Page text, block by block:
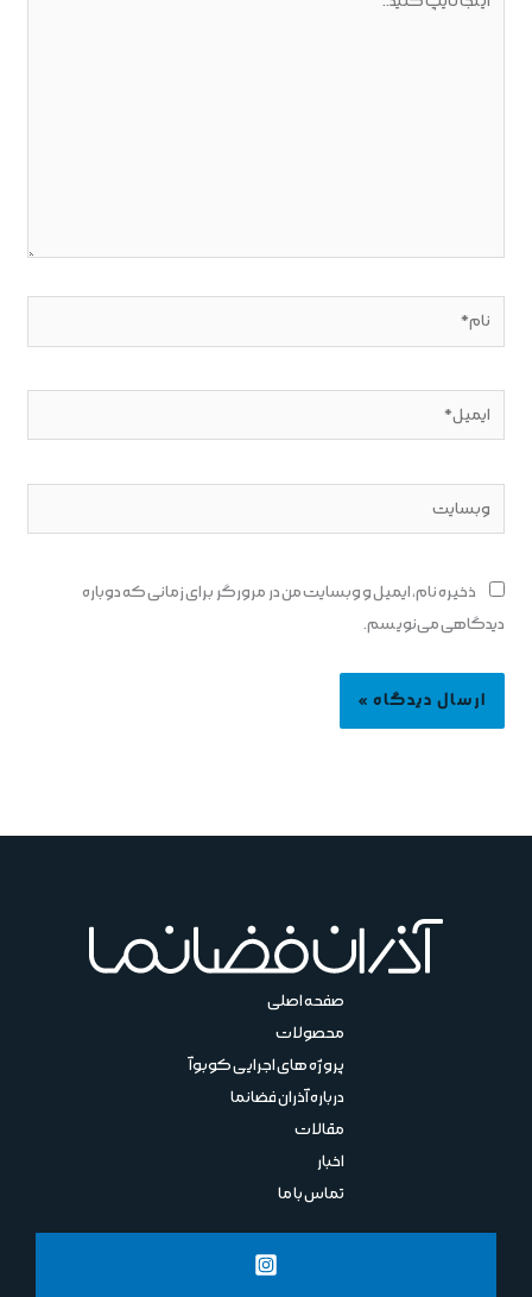
نام*
ایمیل*
وبسایت
ذخیره نام، ایمیل و وبسایت من در مرورگر برای زمانی که دوباره
دیدگاهی می‌نویسم.
صفحه اصلی
محصولات
پروژه های اجرایی کوبوآ
درباره آذران فضانما
مقالات
اخبار
تماس با ما